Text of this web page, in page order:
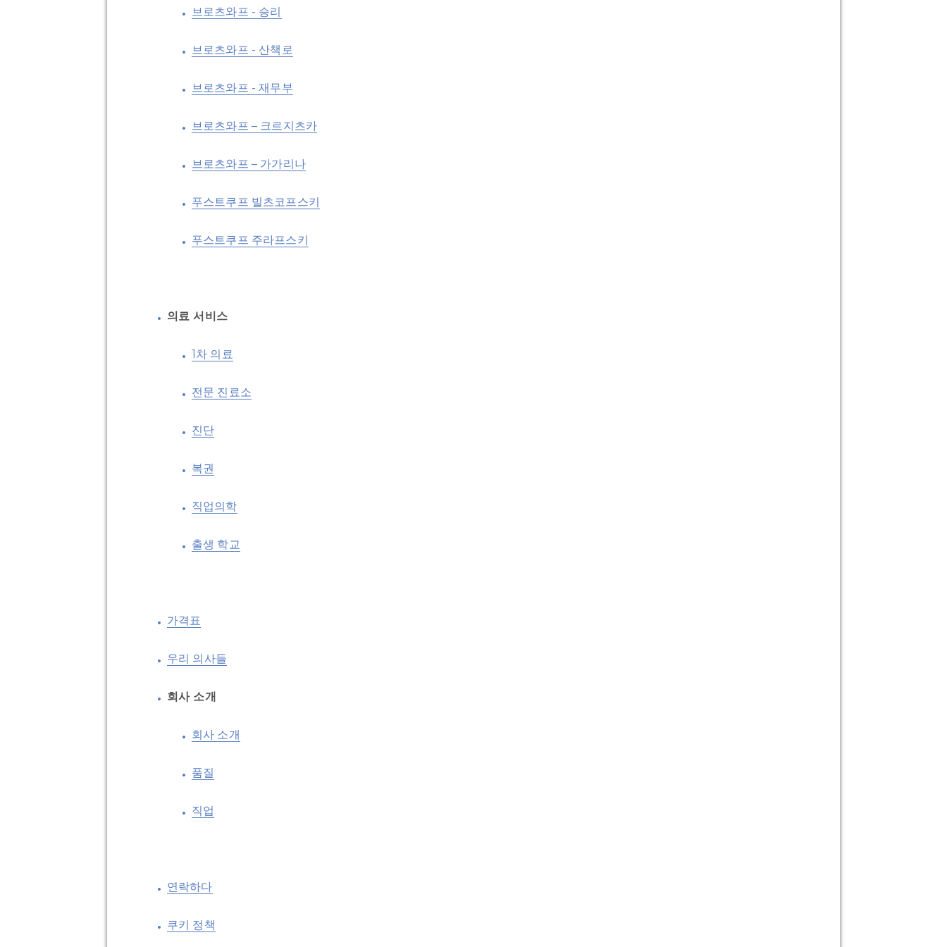
브로츠와프 - 승리
브로츠와프 - 산책로
브로츠와프 - 재무부
브로츠와프 – 크르지츠카
브로츠와프 – 가가리나
푸스트쿠프 빌츠코프스키
푸스트쿠프 주라프스키
의료 서비스
1차 의료
전문 진료소
진단
복권
직업의학
출생 학교
가격표
우리 의사들
회사 소개
회사 소개
품질
직업
연락하다
쿠키 정책